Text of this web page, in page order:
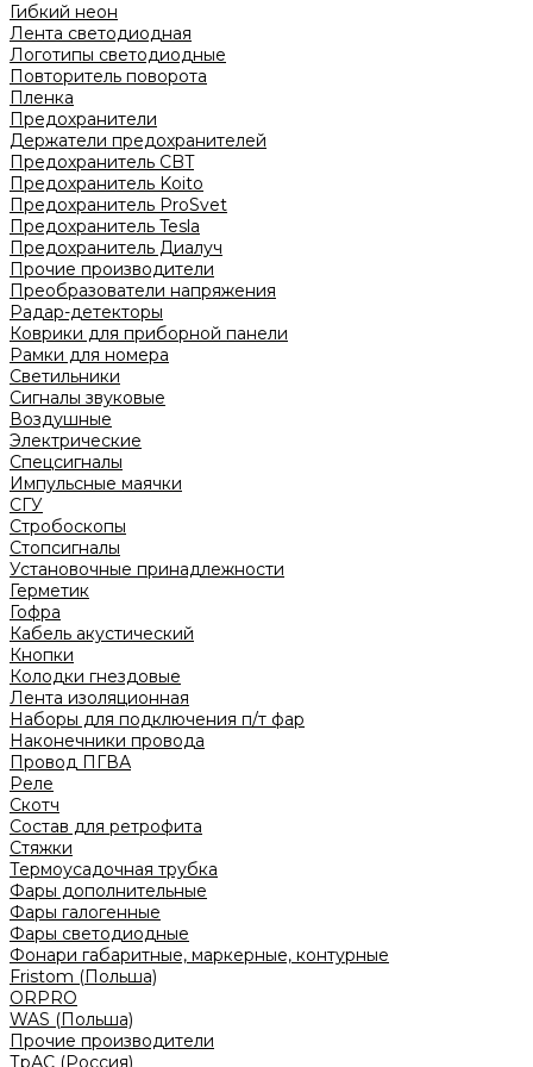
Гибкий неон
Лента светодиодная
Логотипы светодиодные
Повторитель поворота
Пленка
Предохранители
Держатели предохранителей
Предохранитель CBT
Предохранитель Koito
Предохранитель ProSvet
Предохранитель Tesla
Предохранитель Диалуч
Прочие производители
Преобразователи напряжения
Радар-детекторы
Коврики для приборной панели
Рамки для номера
Светильники
Сигналы звуковые
Воздушные
Электрические
Спецсигналы
Импульсные маячки
СГУ
Стробоскопы
Стопсигналы
Установочные принадлежности
Герметик
Гофра
Кабель акустический
Кнопки
Колодки гнездовые
Лента изоляционная
Наборы для подключения п/т фар
Наконечники провода
Провод ПГВА
Реле
Скотч
Состав для ретрофита
Стяжки
Термоусадочная трубка
Фары дополнительные
Фары галогенные
Фары светодиодные
Фонари габаритные, маркерные, контурные
Fristom (Польша)
ORPRO
WAS (Польша)
Прочие производители
ТрАС (Россия)